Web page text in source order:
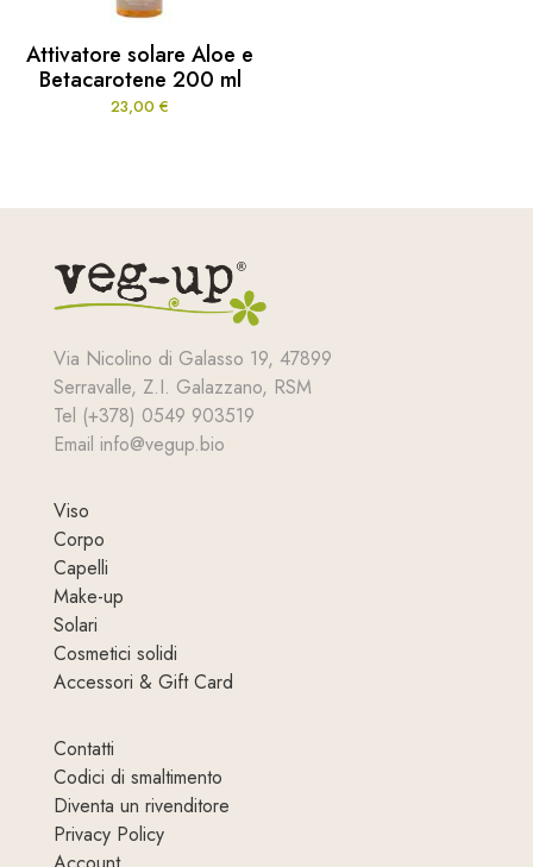
Attivatore solare Aloe e
Betacarotene 200 ml
23,00 €
Via Nicolino di Galasso 19, 47899
Serravalle, Z.I. Galazzano, RSM
Tel (+378) 0549 903519
Email info@vegup.bio
Viso
Corpo
Capelli
Make-up
Solari
Cosmetici solidi
Accessori & Gift Card
Contatti
Codici di smaltimento
Diventa un rivenditore
Privacy Policy